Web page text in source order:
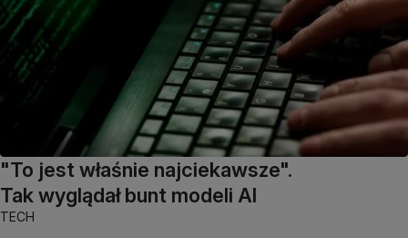
"To jest właśnie najciekawsze".
Tak wyglądał bunt modeli AI
TECH